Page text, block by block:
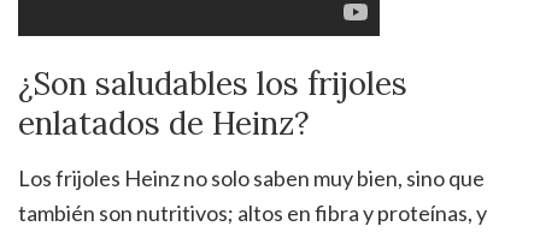
¿Son saludables los frijoles
enlatados de Heinz?
Los frijoles Heinz no solo saben muy bien, sino que
también son nutritivos; altos en fibra y proteínas, y